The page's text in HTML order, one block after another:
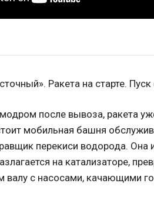
после вывоза, ракета
мобильная башня
перекиси водорода. Она
на катализаторе,
с насосами, качающими